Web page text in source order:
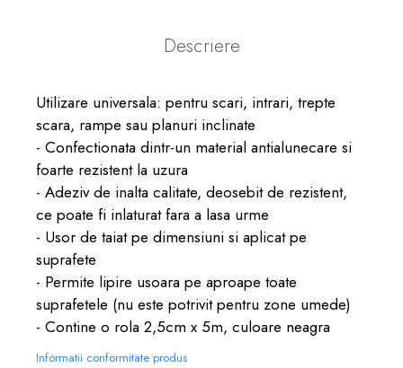
Descriere
Utilizare universala: pentru scari, intrari, trepte
scara, rampe sau planuri inclinate
- Confectionata dintr-un material antialunecare si
foarte rezistent la uzura
- Adeziv de inalta calitate, deosebit de rezistent,
ce poate fi inlaturat fara a lasa urme
- Usor de taiat pe dimensiuni si aplicat pe
suprafete
- Permite lipire usoara pe aproape toate
suprafetele (nu este potrivit pentru zone umede)
- Contine o rola 2,5cm x 5m, culoare neagra
Informatii conformitate produs